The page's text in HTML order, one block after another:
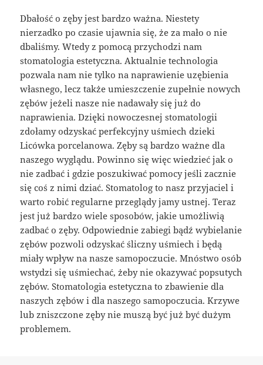
Dbałość o zęby jest bardzo ważna. Niestety
nierzadko po czasie ujawnia się, że za mało o nie
dbaliśmy. Wtedy z pomocą przychodzi nam
stomatologia estetyczna. Aktualnie technologia
pozwala nam nie tylko na naprawienie uzębienia
własnego, lecz także umieszczenie zupełnie nowych
zębów jeżeli nasze nie nadawały się już do
naprawienia. Dzięki nowoczesnej stomatologii
zdołamy odzyskać perfekcyjny uśmiech dzieki
Licówka porcelanowa. Zęby są bardzo ważne dla
naszego wyglądu. Powinno się więc wiedzieć jak o
nie zadbać i gdzie poszukiwać pomocy jeśli zacznie
się coś z nimi dziać. Stomatolog to nasz przyjaciel i
warto robić regularne przeglądy jamy ustnej. Teraz
jest już bardzo wiele sposobów, jakie umożliwią
zadbać o zęby. Odpowiednie zabiegi bądź wybielanie
zębów pozwoli odzyskać śliczny uśmiech i będą
miały wpływ na nasze samopoczucie. Mnóstwo osób
wstydzi się uśmiechać, żeby nie okazywać popsutych
zębów. Stomatologia estetyczna to zbawienie dla
naszych zębów i dla naszego samopoczucia. Krzywe
lub zniszczone zęby nie muszą być już być dużym
problemem.